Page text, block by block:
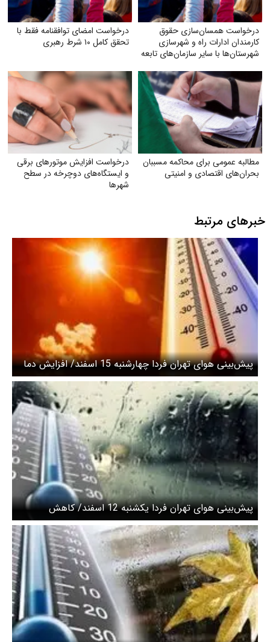
درخواست همسان‌سازی حقوق
کارمندان ادارات راه و شهرسازی
شهرستان‌ها با سایر سازمان‌های تابعه
درخواست امضای توافقنامه فقط با
تحقق کامل ۱۰ شرط رهبری
مطالبه عمومی برای محاکمه مسببان
بحران‌های اقتصادی و امنیتی
درخواست افزایش موتورهای برقی
و ایستگاه‌های دوچرخه در سطح
شهرها
خبرهای مرتبط
پیش‌بینی هوای تهران فردا چهارشنبه 15 اسفند/ افزایش دما
تا جمعه ۱۷ اسفندماه
پیش‌بینی هوای تهران فردا یکشنبه 12 اسفند/ کاهش
محسوس دما از امشب